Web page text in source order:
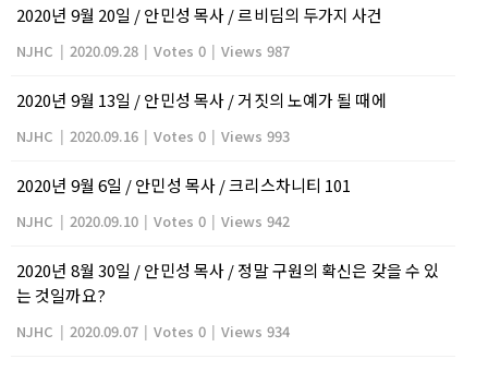
2020년 9월 20일 / 안민성 목사 / 르비딤의 두가지 사건
NJHC | 2020.09.28 | Votes 0 | Views 987
2020년 9월 13일 / 안민성 목사 / 거짓의 노예가 될 때에
NJHC | 2020.09.16 | Votes 0 | Views 993
2020년 9월 6일 / 안민성 목사 / 크리스차니티 101
NJHC | 2020.09.10 | Votes 0 | Views 942
2020년 8월 30일 / 안민성 목사 / 정말 구원의 확신은 갖을 수 있
는 것일까요?
NJHC | 2020.09.07 | Votes 0 | Views 934